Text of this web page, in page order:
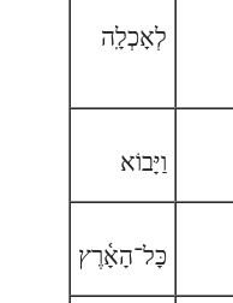
לְאָכְלָֽה
וַיָּבוֹא
כָּל־הָאָ֫רֶץ